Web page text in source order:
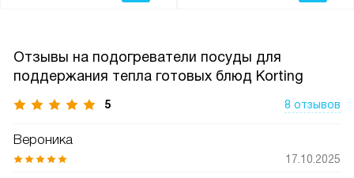
Отзывы на подогреватели посуды для
поддержания тепла готовых блюд Korting
5 8 отзывов
Вероника
17.10.2025